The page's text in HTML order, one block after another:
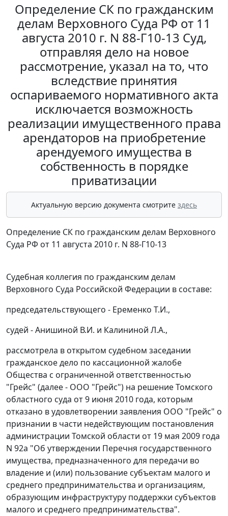
Определение СК по гражданским
делам Верховного Суда РФ от 11
августа 2010 г. N 88-Г10-13 Суд,
отправляя дело на новое
рассмотрение, указал на то, что
вследствие принятия
оспариваемого нормативного акта
исключается возможность
реализации имущественного права
арендаторов на приобретение
арендуемого имущества в
собственность в порядке
приватизации
Актуальную версию документа смотрите здесь
Определение СК по гражданским делам Верховного
Суда РФ от 11 августа 2010 г. N 88-Г10-13
Судебная коллегия по гражданским делам
Верховного Суда Российской Федерации в составе:
председательствующего - Еременко Т.И.,
судей - Анишиной В.И. и Калининой Л.А.,
рассмотрела в открытом судебном заседании
гражданское дело по кассационной жалобе
Общества с ограниченной ответственностью
"Грейс" (далее - ООО "Грейс") на решение Томского
областного суда от 9 июня 2010 года, которым
отказано в удовлетворении заявления ООО "Грейс" о
признании в части недействующим постановления
администрации Томской области от 19 мая 2009 года
N 92а "Об утверждении Перечня государственного
имущества, предназначенного для передачи во
владение и (или) пользование субъектам малого и
среднего предпринимательства и организациям,
образующим инфраструктуру поддержки субъектов
малого и среднего предпринимательства".